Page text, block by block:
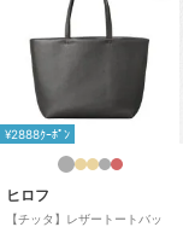
サイズ
特徴
¥2888ｸｰﾎﾟﾝ
ヒロフ
【チッタ】レザートートバッ